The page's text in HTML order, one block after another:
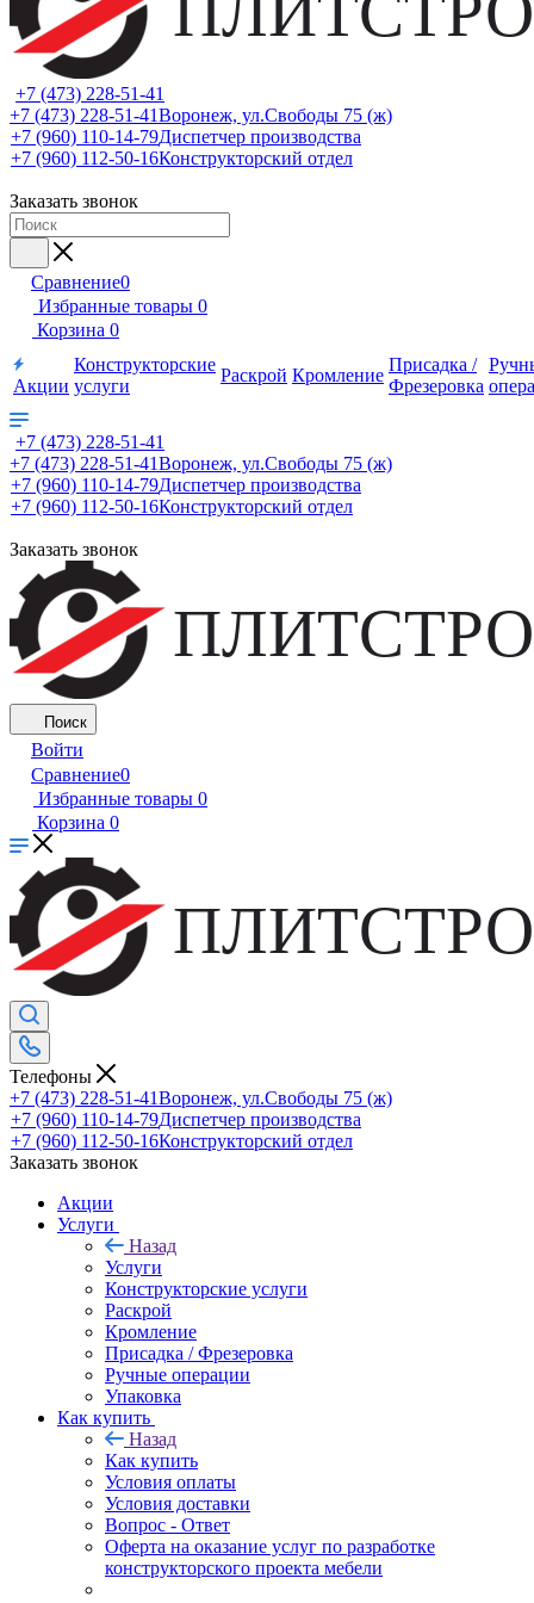
+7 (473) 228-51-41
+7 (473) 228-51-41Воронеж, ул.Свободы 75 (ж)
+7 (960) 110-14-79Диспетчер производства
+7 (960) 112-50-16Конструкторский отдел
Заказать звонок
Сравнение0
Избранные товары 0
Корзина 0
Акции
Конструкторские
услуги
Раскрой Кромление
Присадка /
Фрезеровка
+7 (473) 228-51-41
+7 (473) 228-51-41Воронеж, ул.Свободы 75 (ж)
+7 (960) 110-14-79Диспетчер производства
+7 (960) 112-50-16Конструкторский отдел
Заказать звонок
Поиск
Войти
Сравнение0
Избранные товары 0
Корзина 0
Телефоны
+7 (473) 228-51-41Воронеж, ул.Свободы 75 (ж)
+7 (960) 110-14-79Диспетчер производства
+7 (960) 112-50-16Конструкторский отдел
Заказать звонок
Акции
Услуги
Назад
Услуги
Конструкторские услуги
Раскрой
Кромление
Присадка / Фрезеровка
Ручные операции
Упаковка
Как купить
Назад
Как купить
Условия оплаты
Условия доставки
Вопрос - Ответ
Оферта на оказание услуг по разработке
конструкторского проекта мебели